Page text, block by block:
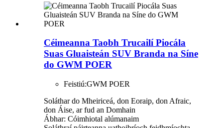
Céimeanna Taobh Trucailí Piocála
Suas Gluaisteán SUV Branda na Síne
do GWM POER
Feistiú:GWM POER
Soláthar do Mheiriceá, don Eoraip, don Afraic,
don Áise, ar fud an Domhain
Ábhar: Cóimhiotal alúmanaim